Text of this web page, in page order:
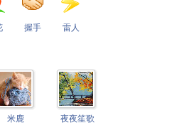
握手 雷人
米鹿 夜夜笙歌